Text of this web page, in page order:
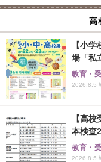
高
【小
場「私
教育・
2026.8.5
【高
本検査
教育・
2026.8.5